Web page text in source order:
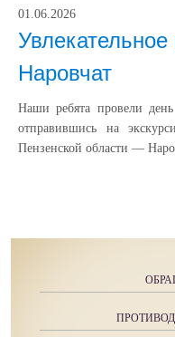
01.06.2026
Наровчат
Наши ребята провели
отправившись на
Пензенской области —